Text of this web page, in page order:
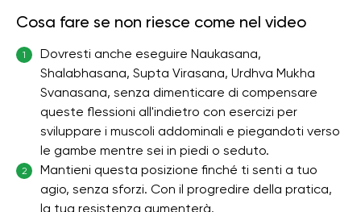
Cosa fare se non riesce come nel video
1
Dovresti anche eseguire Naukasana,
Shalabhasana, Supta Virasana, Urdhva Mukha
Svanasana, senza dimenticare di compensare
queste flessioni all'indietro con esercizi per
sviluppare i muscoli addominali e piegandoti verso
le gambe mentre sei in piedi o seduto.
2
Mantieni questa posizione finché ti senti a tuo
agio, senza sforzi. Con il progredire della pratica,
la tua resistenza aumenterà.